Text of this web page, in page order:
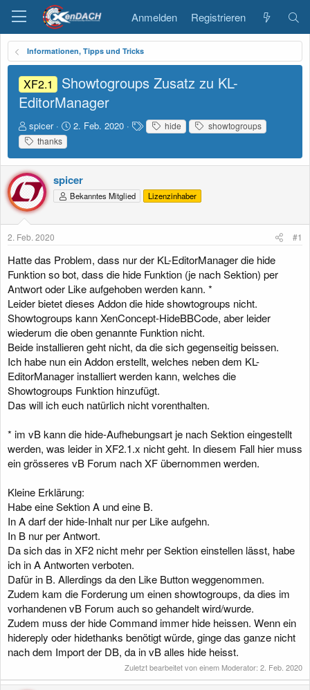
Anmelden Registrieren
Informationen, Tipps und Tricks
XF2.1
Showtogroups Zusatz zu KL-
EditorManager
E
r
s
t
e
l
l
e
r
spicer
E
t
l
l
a
2. Feb. 2020
S
c
l
g
w
r
hide
showtogroups
thanks
spicer
Bekanntes Mitglied Lizenzinhaber
2. Feb. 2020 #1
Hatte das Problem, dass nur der KL-EditorManager die hide
Funktion so bot, dass die hide Funktion (je nach Sektion) per
Antwort oder Like aufgehoben werden kann. *
Leider bietet dieses Addon die hide showtogroups nicht.
Showtogroups kann XenConcept-HideBBCode, aber leider
wiederum die oben genannte Funktion nicht.
Beide installieren geht nicht, da die sich gegenseitig beissen.
Ich habe nun ein Addon erstellt, welches neben dem KL-
EditorManager installiert werden kann, welches die
Showtogroups Funktion hinzufügt.
Das will ich euch natürlich nicht vorenthalten.
* im vB kann die hide-Aufhebungsart je nach Sektion eingestellt
werden, was leider in XF2.1.x nicht geht. In diesem Fall hier muss
ein grösseres vB Forum nach XF übernommen werden.
Kleine Erklärung:
Habe eine Sektion A und eine B.
In A darf der hide-Inhalt nur per Like aufgehn.
In B nur per Antwort.
Da sich das in XF2 nicht mehr per Sektion einstellen lässt, habe
ich in A Antworten verboten.
Dafür in B. Allerdings da den Like Button weggenommen.
Zudem kam die Forderung um einen showtogroups, da dies im
vorhandenen vB Forum auch so gehandelt wird/wurde.
Zudem muss der hide Command immer hide heissen. Wenn ein
hidereply oder hidethanks benötigt würde, ginge das ganze nicht
nach dem Import der DB, da in vB alles hide heisst.
Zuletzt bearbeitet von einem Moderator: 2. Feb. 2020